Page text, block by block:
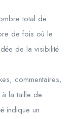
total de
de fois où le
de la visibilité
commentaires,
la taille de
indique un